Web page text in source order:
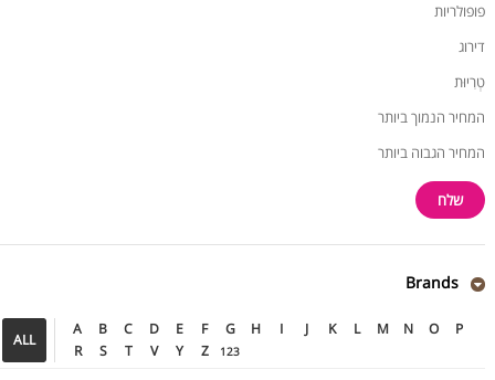
פופולריות
דירוג
טְרִיוּת
המחיר הנמוך ביותר
המחיר הגבוה ביותר
Brands
ALL
A B C D E F G H I J K L M N O
P
R
S T V Y Z 123